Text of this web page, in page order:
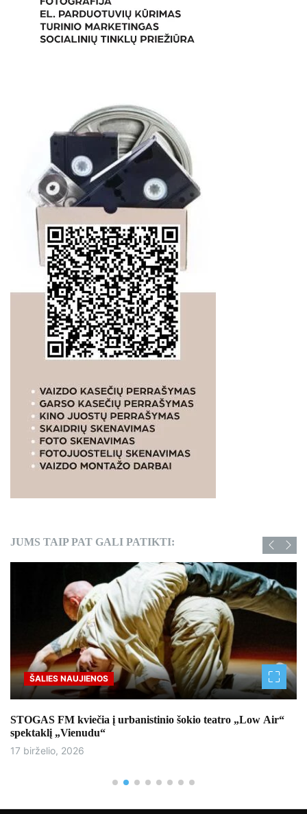
JUMS TAIP PAT GALI PATIKTI:
ŠALIES NAUJIENOS
STOGAS FM kviečia į urbanistinio šokio teatro „Low Air“
spektaklį „Vienudu“
17 birželio, 2026